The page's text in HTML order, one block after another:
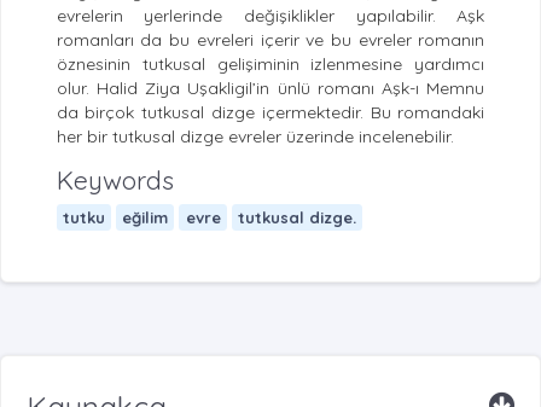
evrelerin yerlerinde değişiklikler yapılabilir. Aşk
romanları da bu evreleri içerir ve bu evreler romanın
öznesinin tutkusal gelişiminin izlenmesine yardımcı
olur. Halid Ziya Uşakligil’in ünlü romanı Aşk-ı Memnu
da birçok tutkusal dizge içermektedir. Bu romandaki
her bir tutkusal dizge evreler üzerinde incelenebilir.
Keywords
tutku eğilim evre tutkusal dizge.